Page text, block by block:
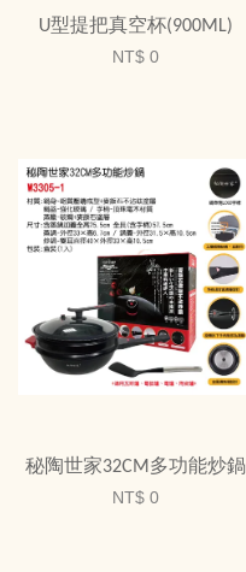
U型提把真空杯(900ML)
NT$ 0
秘陶世家32CM多功能炒鍋
NT$ 0